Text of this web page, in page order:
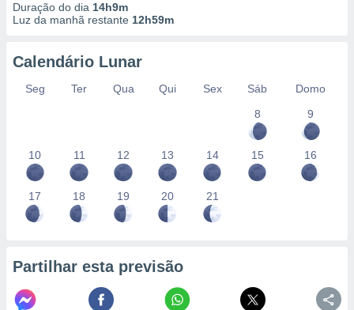
Duração do dia 14h9m
Luz da manhã restante 12h59m
Calendário Lunar
Seg Ter Qua Qui Sex Sáb
Domo
8
9
10 11 12 13 14 15 16
17 18 19 20 21
Partilhar esta previsão